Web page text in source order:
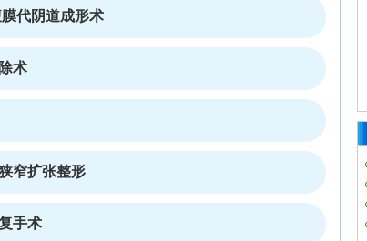
代阴道成形术
术
窄扩张整形
手术